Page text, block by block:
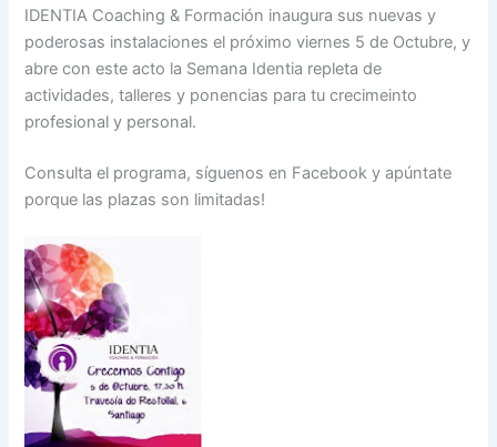
IDENTIA Coaching & Formación inaugura sus nuevas y
poderosas instalaciones el próximo viernes 5 de Octubre, y
abre con este acto la Semana Identia repleta de
actividades, talleres y ponencias para tu crecimeinto
profesional y personal.
Consulta el programa, síguenos en Facebook y apúntate
porque las plazas son limitadas!